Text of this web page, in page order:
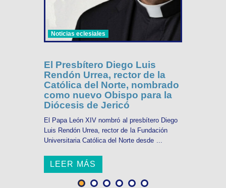
Noticias eclesiales
El Presbítero Diego Luis
Rendón Urrea, rector de la
Católica del Norte, nombrado
como nuevo Obispo para la
Diócesis de Jericó
El Papa León XIV nombró al presbítero Diego
Luis Rendón Urrea, rector de la Fundación
Universitaria Católica del Norte desde ...
LEER MÁS